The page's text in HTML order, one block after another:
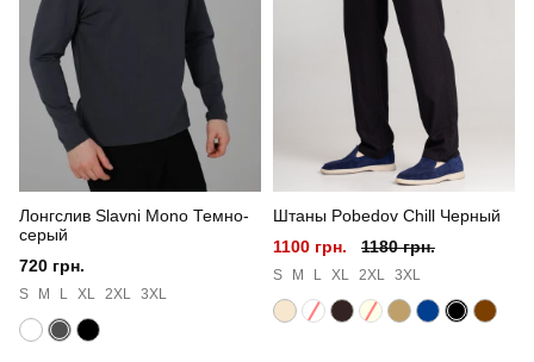
Сезон
Склад тканини 95% бавовна, 5% еластан
Країна - виробник
Лонгслив Slavni Mono Темно-
серый
720 грн.
S M L XL 2XL 3XL
Штаны Pobedov Chill Черный
1100 грн.
1180 грн.
S M L XL 2XL 3XL